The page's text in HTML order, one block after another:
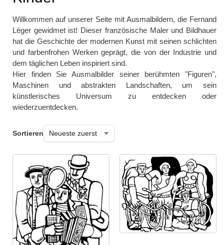
Willkommen auf unserer Seite mit Ausmalbildern, die Fernand
Léger gewidmet ist! Dieser französische Maler und Bildhauer
hat die Geschichte der modernen Kunst mit seinen schlichten
und farbenfrohen Werken geprägt, die von der Industrie und
dem täglichen Leben inspiriert sind.
Hier finden Sie Ausmalbilder seiner berühmten "Figuren",
Maschinen und abstrakten Landschaften, um sein
künstlerisches Universum zu entdecken oder
wiederzuentdecken.
Sortieren